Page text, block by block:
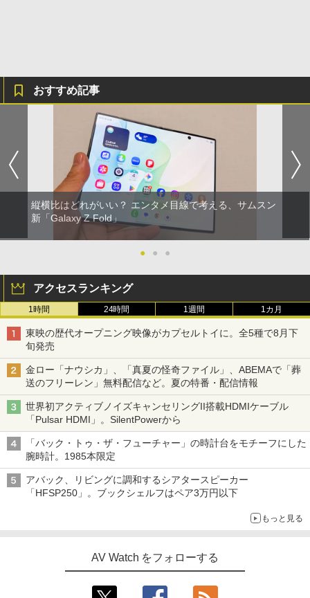
おすすめ記事
縦横比はどれがいい？ エンタメ目線で考える、サムスン
新「Galaxy Z Fold」
● ● ●
アクセスランキング
1時間 24時間 1週間 1カ月
東映の歴代オープニング映像がカプセルトイに。全5種で8月下
旬発売
金ロー「ナウシカ」、「真夏の怪奇ファイル」、ABEMAで「葬
送のフリーレン」無料配信など。夏の特番・配信情報
世界初アクティブノイズキャンセリングII搭載HDMIケーブル
「Pulsar HDMI」。SilentPowerから
「バック・トゥ・ザ・フューチャー」の時計台をモチーフにした
腕時計。1985本限定
アバック、リビングに調和するシアタースピーカー
「HFSP250」。ブックシェルフはペア3万円以下
もっと見る
AV Watch をフォローする